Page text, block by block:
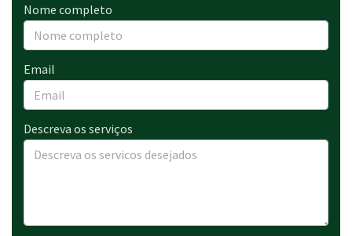
Nome completo
Email
Descreva os serviços